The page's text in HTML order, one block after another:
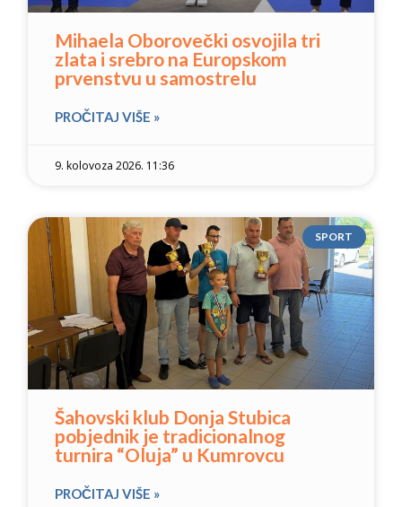
Mihaela Oborovečki osvojila tri
zlata i srebro na Europskom
prvenstvu u samostrelu
PROČITAJ VIŠE »
9. kolovoza 2026. 11:36
SPORT
Šahovski klub Donja Stubica
pobjednik je tradicionalnog
turnira “Oluja” u Kumrovcu
PROČITAJ VIŠE »